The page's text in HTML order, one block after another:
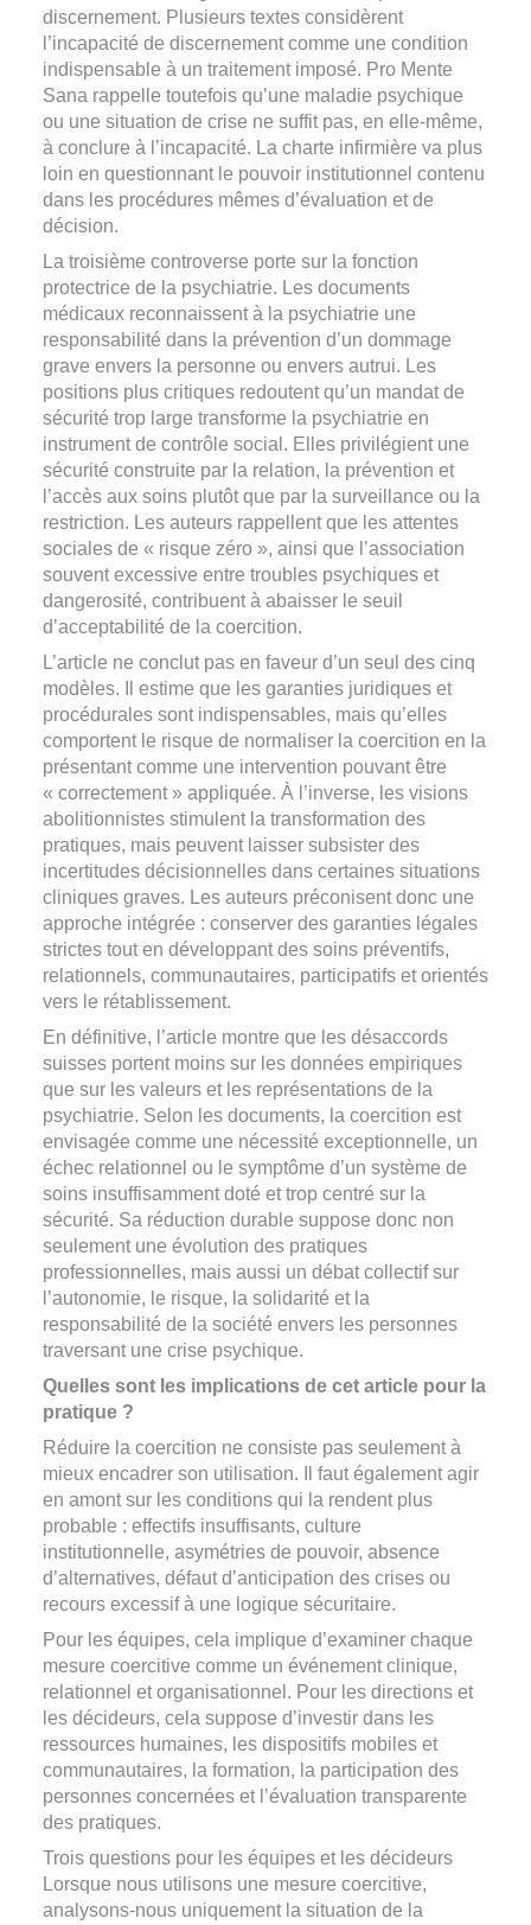
discernement. Plusieurs textes considèrent
l’incapacité de discernement comme une condition
indispensable à un traitement imposé. Pro Mente
Sana rappelle toutefois qu’une maladie psychique
ou une situation de crise ne suffit pas, en elle-même,
à conclure à l’incapacité. La charte infirmière va plus
loin en questionnant le pouvoir institutionnel contenu
dans les procédures mêmes d’évaluation et de
décision.
La troisième controverse porte sur la fonction
protectrice de la psychiatrie. Les documents
médicaux reconnaissent à la psychiatrie une
responsabilité dans la prévention d’un dommage
grave envers la personne ou envers autrui. Les
positions plus critiques redoutent qu’un mandat de
sécurité trop large transforme la psychiatrie en
instrument de contrôle social. Elles privilégient une
sécurité construite par la relation, la prévention et
l’accès aux soins plutôt que par la surveillance ou la
restriction. Les auteurs rappellent que les attentes
sociales de « risque zéro », ainsi que l’association
souvent excessive entre troubles psychiques et
dangerosité, contribuent à abaisser le seuil
d’acceptabilité de la coercition.
L’article ne conclut pas en faveur d’un seul des cinq
modèles. Il estime que les garanties juridiques et
procédurales sont indispensables, mais qu’elles
comportent le risque de normaliser la coercition en la
présentant comme une intervention pouvant être
« correctement » appliquée. À l’inverse, les visions
abolitionnistes stimulent la transformation des
pratiques, mais peuvent laisser subsister des
incertitudes décisionnelles dans certaines situations
cliniques graves. Les auteurs préconisent donc une
approche intégrée : conserver des garanties légales
strictes tout en développant des soins préventifs,
relationnels, communautaires, participatifs et orientés
vers le rétablissement.
En définitive, l’article montre que les désaccords
suisses portent moins sur les données empiriques
que sur les valeurs et les représentations de la
psychiatrie. Selon les documents, la coercition est
envisagée comme une nécessité exceptionnelle, un
échec relationnel ou le symptôme d’un système de
soins insuffisamment doté et trop centré sur la
sécurité. Sa réduction durable suppose donc non
seulement une évolution des pratiques
professionnelles, mais aussi un débat collectif sur
l’autonomie, le risque, la solidarité et la
responsabilité de la société envers les personnes
traversant une crise psychique.
Quelles sont les implications de cet article pour la
pratique ?
Réduire la coercition ne consiste pas seulement à
mieux encadrer son utilisation. Il faut également agir
en amont sur les conditions qui la rendent plus
probable : effectifs insuffisants, culture
institutionnelle, asymétries de pouvoir, absence
d’alternatives, défaut d’anticipation des crises ou
recours excessif à une logique sécuritaire.
Pour les équipes, cela implique d’examiner chaque
mesure coercitive comme un événement clinique,
relationnel et organisationnel. Pour les directions et
les décideurs, cela suppose d’investir dans les
ressources humaines, les dispositifs mobiles et
communautaires, la formation, la participation des
personnes concernées et l’évaluation transparente
des pratiques.
Trois questions pour les équipes et les décideurs
Lorsque nous utilisons une mesure coercitive,
analysons-nous uniquement la situation de la